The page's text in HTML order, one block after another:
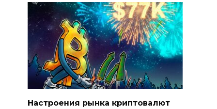
Настроения рынка криптовалют